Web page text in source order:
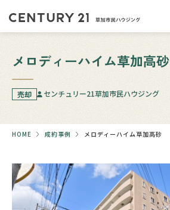
メロディーハイム草加高砂
売却 センチュリー21草加市民ハウジング
HOME 成約事例 メロディーハイム草加高砂